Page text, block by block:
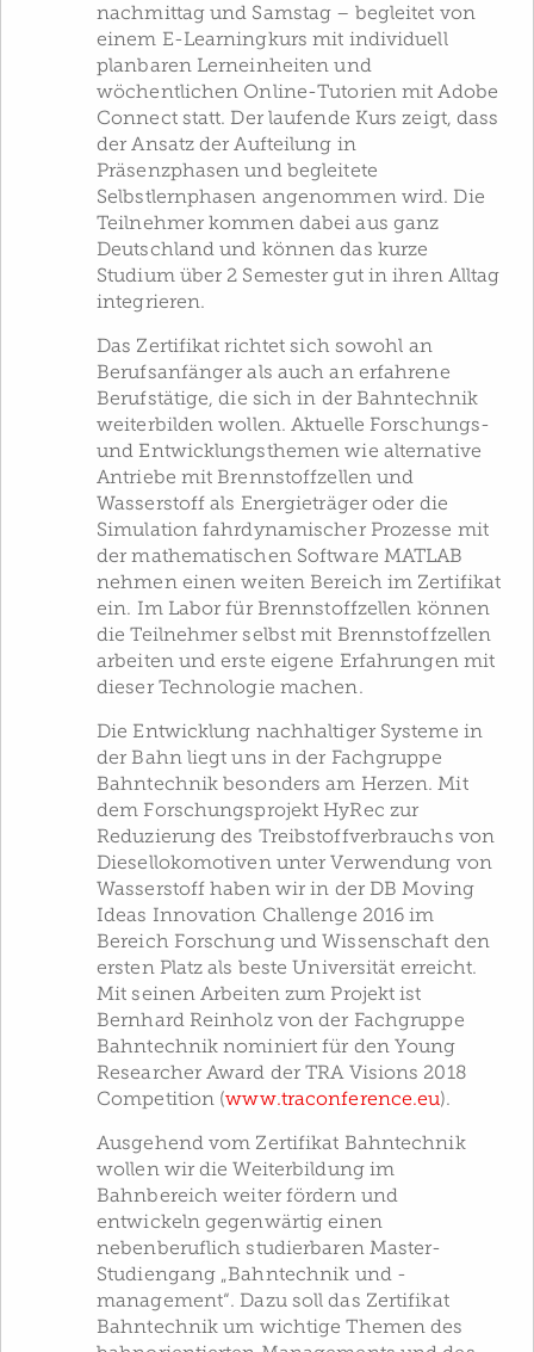
nachmittag und Samstag – begleitet von
einem E-Learningkurs mit individuell
planbaren Lerneinheiten und
wöchentlichen Online-Tutorien mit Adobe
Connect statt. Der laufende Kurs zeigt, dass
der Ansatz der Aufteilung in
Präsenzphasen und begleitete
Selbstlernphasen angenommen wird. Die
Teilnehmer kommen dabei aus ganz
Deutschland und können das kurze
Studium über 2 Semester gut in ihren Alltag
integrieren.
Das Zertifikat richtet sich sowohl an
Berufsanfänger als auch an erfahrene
Berufstätige, die sich in der Bahntechnik
weiterbilden wollen. Aktuelle Forschungs-
und Entwicklungsthemen wie alternative
Antriebe mit Brennstoffzellen und
Wasserstoff als Energieträger oder die
Simulation fahrdynamischer Prozesse mit
der mathematischen Software MATLAB
nehmen einen weiten Bereich im Zertifikat
ein. Im Labor für Brennstoffzellen können
die Teilnehmer selbst mit Brennstoffzellen
arbeiten und erste eigene Erfahrungen mit
dieser Technologie machen.
Die Entwicklung nachhaltiger Systeme in
der Bahn liegt uns in der Fachgruppe
Bahntechnik besonders am Herzen. Mit
dem Forschungsprojekt HyRec zur
Reduzierung des Treibstoffverbrauchs von
Diesellokomotiven unter Verwendung von
Wasserstoff haben wir in der DB Moving
Ideas Innovation Challenge 2016 im
Bereich Forschung und Wissenschaft den
ersten Platz als beste Universität erreicht.
Mit seinen Arbeiten zum Projekt ist
Bernhard Reinholz von der Fachgruppe
Bahntechnik nominiert für den Young
Researcher Award der TRA Visions 2018
Competition (www.traconference.eu).
Ausgehend vom Zertifikat Bahntechnik
wollen wir die Weiterbildung im
Bahnbereich weiter fördern und
entwickeln gegenwärtig einen
nebenberuflich studierbaren Master-
Studiengang „Bahntechnik und -
management“. Dazu soll das Zertifikat
Bahntechnik um wichtige Themen des